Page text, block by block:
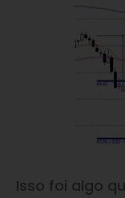
Isso foi algo